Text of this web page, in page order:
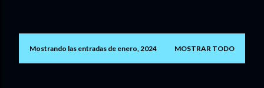
EMostrando las entradas de enero, 2024 MOSTRAR TODO